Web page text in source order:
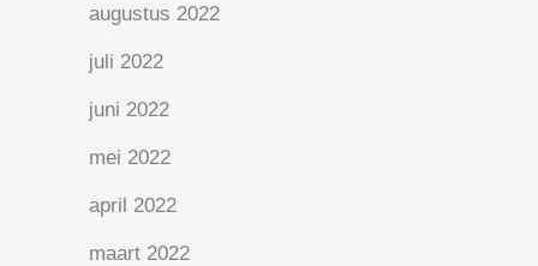
augustus 2022
juli 2022
juni 2022
mei 2022
april 2022
maart 2022